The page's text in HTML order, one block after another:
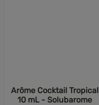
Arôme Cocktail Tropical
10 mL - Solubarome